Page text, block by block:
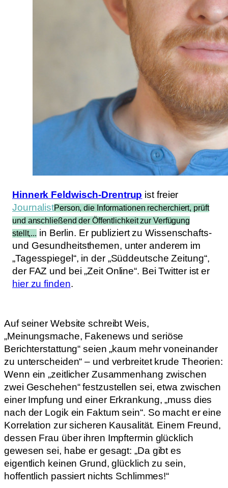
Hinnerk Feldwisch-Drentrup ist freier
JournalistPerson, die Informationen recherchiert, prüft
und anschließend der Öffentlichkeit zur Verfügung
stellt,... in Berlin. Er publiziert zu Wissenschafts-
und Gesundheitsthemen, unter anderem im
„Tagesspiegel“, in der „Süddeutsche Zeitung“,
der FAZ und bei „Zeit Online“. Bei Twitter ist er
hier zu finden.
Auf seiner Website schreibt Weis,
„Meinungsmache, Fakenews und seriöse
Berichterstattung“ seien „kaum mehr voneinander
zu unterscheiden“ – und verbreitet krude Theorien:
Wenn ein „zeitlicher Zusammenhang zwischen
zwei Geschehen“ festzustellen sei, etwa zwischen
einer Impfung und einer Erkrankung, „muss dies
nach der Logik ein Faktum sein“. So macht er eine
Korrelation zur sicheren Kausalität. Einem Freund,
dessen Frau über ihren Impftermin glücklich
gewesen sei, habe er gesagt: „Da gibt es
eigentlich keinen Grund, glücklich zu sein,
hoffentlich passiert nichts Schlimmes!“